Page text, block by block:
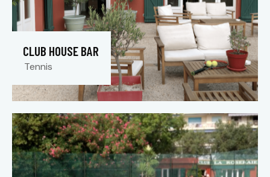
CLUB HOUSE BAR
Tennis